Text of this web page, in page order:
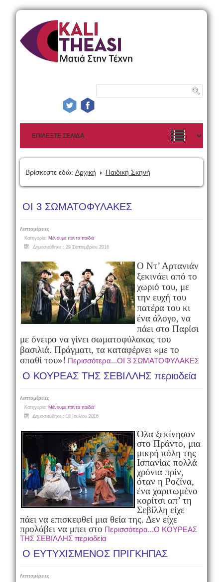
Βρίσκεστε εδώ: Αρχική Παιδική Σκηνή
ΟΙ 3 ΣΩΜΑΤΟΦΥΛΑΚΕΣ
Λεπτομέρειες
Κατηγορία: Μένουμε πάντα παιδιά
Δημοσιεύθηκε : 29 Σεπτεμβρίου 2016
Ο Ντ’ Αρτανιάν
ξεκινάει από το
χωριό του, με
την ευχή του
πατέρα του κι
ένα άλογο, να
πάει στο Παρίσι
με όνειρο να γίνει σωματοφύλακας του
βασιλιά. Πράγματι, τα καταφέρνει «με το
σπαθί του»! Περισσότερα...ΟΙ 3 ΣΩΜΑΤΟΦΥΛΑΚΕΣ
Ο ΚΟΥΡΕΑΣ ΤΗΣ ΣΕΒΙΛΛΗΣ περιοδεία
Λεπτομέρειες
Κατηγορία: Μένουμε πάντα παιδιά
Δημοσιεύθηκε : 18 Ιουλίου 2016
Όλα ξεκίνησαν
στο Πράντο, μια
μικρή πόλη της
Ισπανίας πολλά
χρόνια πρίν,
όταν η Ροζίνα,
ένα χαριτωμένο
κορίτσι απ’ τη
Σεβίλλη είχε
πάει να επισκεφθεί μια θεία της. Δεν είχε
προλάβει να μπει στο Περισσότερα...Ο ΚΟΥΡΕΑΣ
ΤΗΣ ΣΕΒΙΛΛΗΣ περιοδεία
Ο ΕΥΤΥΧΙΣΜΕΝΟΣ ΠΡΙΓΚΗΠΑΣ
Λεπτομέρειες